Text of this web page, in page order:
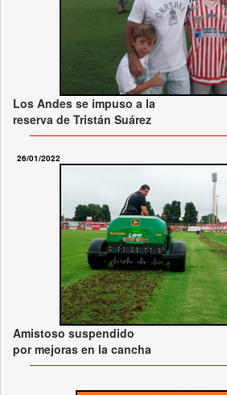
Los Andes se impuso a la
reserva de Tristán Suárez
26/01/2022
Amistoso suspendido
por mejoras en la cancha